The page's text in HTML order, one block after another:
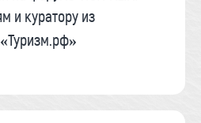
и куратору из